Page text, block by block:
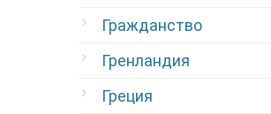
Гражданство
Гренландия
Греция